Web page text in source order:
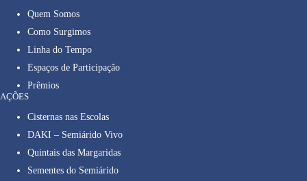
Quem Somos
Como Surgimos
Linha do Tempo
Espaços de Participação
Prêmios
AÇÕES
Cisternas nas Escolas
DAKI – Semiárido Vivo
Quintais das Margaridas
Sementes do Semiárido